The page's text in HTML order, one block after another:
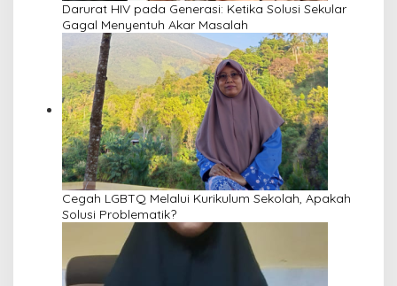
Darurat HIV pada Generasi: Ketika Solusi Sekular
Gagal Menyentuh Akar Masalah
Cegah LGBTQ Melalui Kurikulum Sekolah, Apakah
Solusi Problematik?